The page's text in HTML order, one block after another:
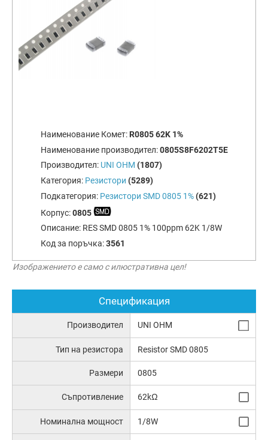
Наименование Комет: R0805 62K 1%
Наименование производител:0805S8F6202T5E
Производител: UNI OHM (1807)
Категория: Резистори (5289)
Подкатегория: Резистори SMD 0805 1% (621)
Корпус:0805
Описание: RES SMD 0805 1% 100ppm 62K 1/8W
Код за поръчка:3561
Изображението е само с илюстративна цел!
Спецификация
Производител UNI OHM
Тип на резистора Resistor SMD 0805
Размери 0805
Съпротивление 62kΩ
Номинална мощност 1/8W